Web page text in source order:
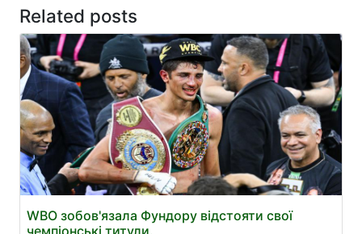
Related posts
WBO зобов'язала Фундору відстояти свої
чемпіонські титули.